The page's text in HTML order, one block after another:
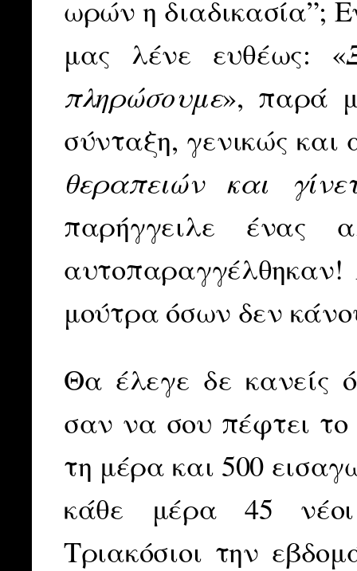
ωρών η διαδικασία”;
μας λένε ευθέως: «
πληρώσουμε», παρά
σύνταξη, γενικώς και
θεραπειών και
παρήγγειλε ένας
μούτρα όσων δεν
Θα έλεγε δε κανείς
σαν να σου πέφτει
τη μέρα και 500
κάθε μέρα 45 νέοι
Τριακόσιοι την